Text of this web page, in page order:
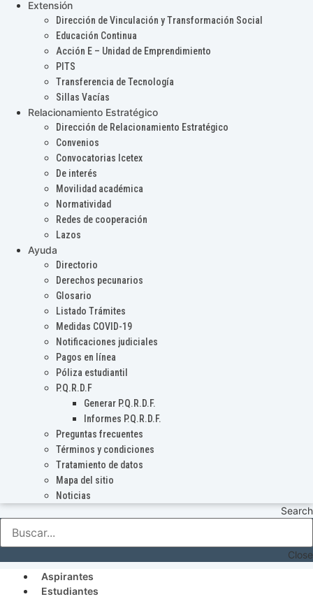
Extensión
Dirección de Vinculación y Transformación Social
Educación Continua
Acción E – Unidad de Emprendimiento
PITS
Transferencia de Tecnología
Sillas Vacías
Relacionamiento Estratégico
Dirección de Relacionamiento Estratégico
Convenios
Convocatorias Icetex
De interés
Movilidad académica
Normatividad
Redes de cooperación
Lazos
Ayuda
Directorio
Derechos pecunarios
Glosario
Listado Trámites
Medidas COVID-19
Notificaciones judiciales
Pagos en línea
Póliza estudiantil
P.Q.R.D.F
Generar P.Q.R.D.F.
Informes P.Q.R.D.F.
Preguntas frecuentes
Términos y condiciones
Tratamiento de datos
Mapa del sitio
Noticias
Search
Close
Aspirantes
Estudiantes